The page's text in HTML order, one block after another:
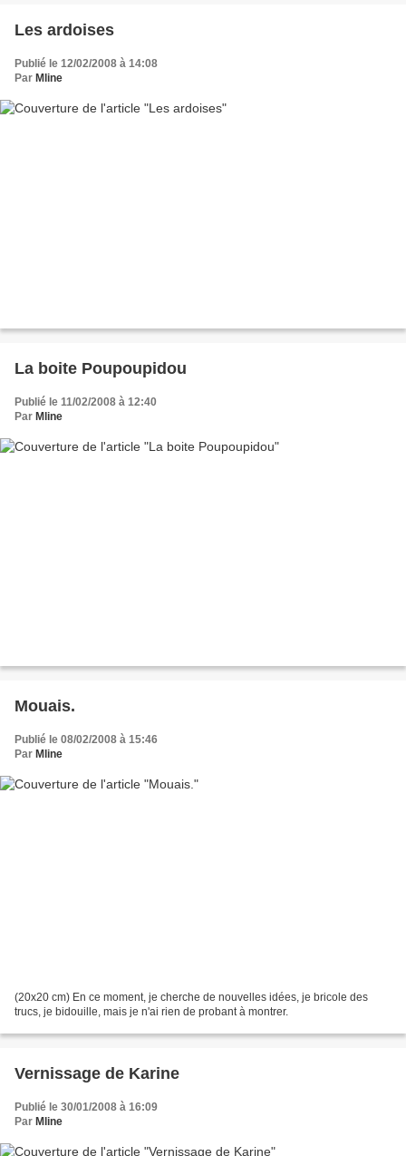
Les ardoises
Publié le 12/02/2008 à 14:08
Par Mline
La boite Poupoupidou
Publié le 11/02/2008 à 12:40
Par Mline
Mouais.
Publié le 08/02/2008 à 15:46
Par Mline
(20x20 cm) En ce moment, je cherche de nouvelles idées, je bricole des
trucs, je bidouille, mais je n'ai rien de probant à montrer.
Vernissage de Karine
Publié le 30/01/2008 à 16:09
Par Mline